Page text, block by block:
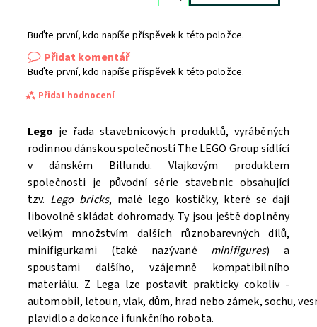
Buďte první, kdo napíše příspěvek k této položce.
Přidat komentář
Buďte první, kdo napíše příspěvek k této položce.
Přidat hodnocení
Souhlasím seZpracováním osobních údajů.
Lego je řada stavebnicových produktů, vyráběných
rodinnou dánskou společností The LEGO Group sídlící
v dánském Billundu. Vlajkovým produktem
společnosti je původní série stavebnic obsahující
tzv. Lego bricks, malé lego kostičky, které se dají
libovolně skládat dohromady. Ty jsou ještě doplněny
velkým množstvím dalších různobarevných dílů,
minifigurkami (také nazývané minifigures) a
spoustami dalšího, vzájemně kompatibilního
materiálu. Z Lega lze postavit prakticky cokoliv -
automobil, letoun, vlak, dům, hrad nebo zámek, sochu,
plavidlo a dokonce i funkčního robota.